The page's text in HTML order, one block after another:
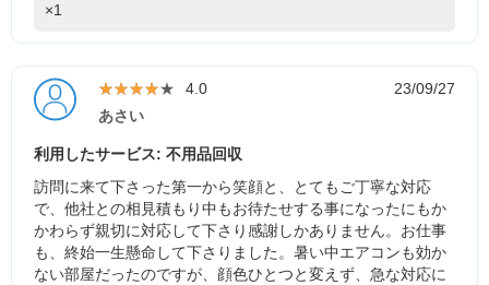
×1
★★★★★
★★★★★ 4.0
23/09/27
あさい
利用したサービス: 不用品回収
訪問に来て下さった第一から笑顔と、とてもご丁寧な対応
で、他社との相見積もり中もお待たせする事になったにもか
かわらず親切に対応して下さり感謝しかありません。お仕事
も、終始一生懸命して下さりました。暑い中エアコンも効か
ない部屋だったのですが、顔色ひとつと変えず、急な対応に